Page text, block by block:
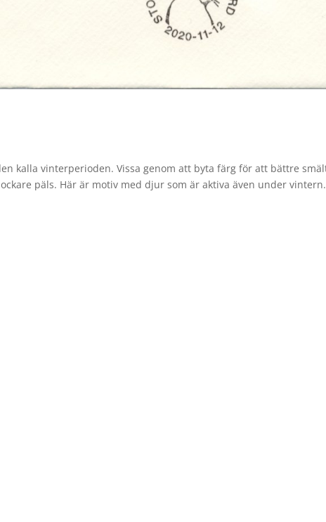
kalla vinterperioden. Vissa genom att byta färg för att bättre
päls. Här är motiv med djur som är aktiva även under